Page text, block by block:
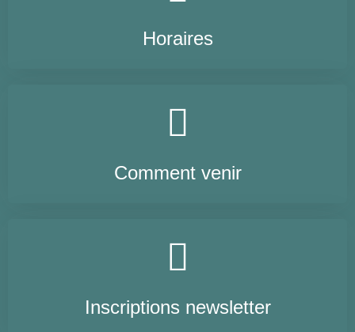
Horaires
Comment venir
Inscriptions newsletter